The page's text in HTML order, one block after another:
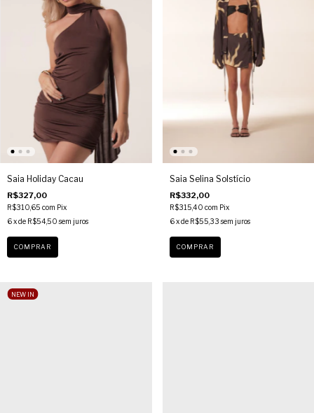
Saia Holiday Cacau
R$327,00
R$310,65 com Pix
6x de R$54,50 sem juros
COMPRAR
Saia Selina Solstício
R$332,00
R$315,40 com Pix
6 x de R$55,33 sem juros
COMPRAR
NEW IN